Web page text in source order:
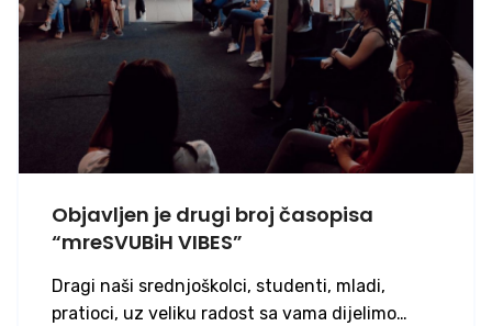
Objavljen je drugi broj časopisa
“mreSVUBiH VIBES”
Dragi naši srednjoškolci, studenti, mladi,
pratioci, uz veliku radost sa vama dijelimo…